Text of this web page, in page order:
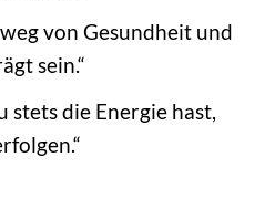
von Gesundheit und
sein.“
stets die Energie hast,